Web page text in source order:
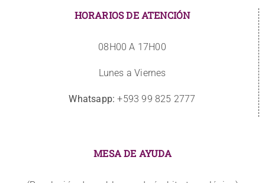
HORARIOS DE ATENCIÓN
08H00 A 17H00
Lunes a Viernes
Whatsapp: +593 99 825 2777
MESA DE AYUDA